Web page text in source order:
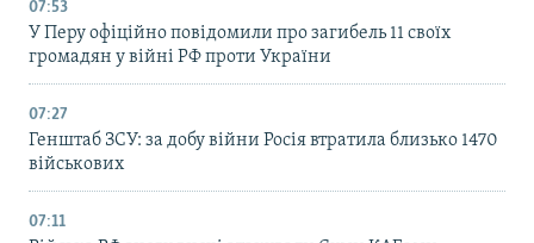
07:53
У Перу офіційно повідомили про загибель 11 своїх
громадян у війні РФ проти України
07:27
Генштаб ЗСУ: за добу війни Росія втратила близько 1470
військових
07:11